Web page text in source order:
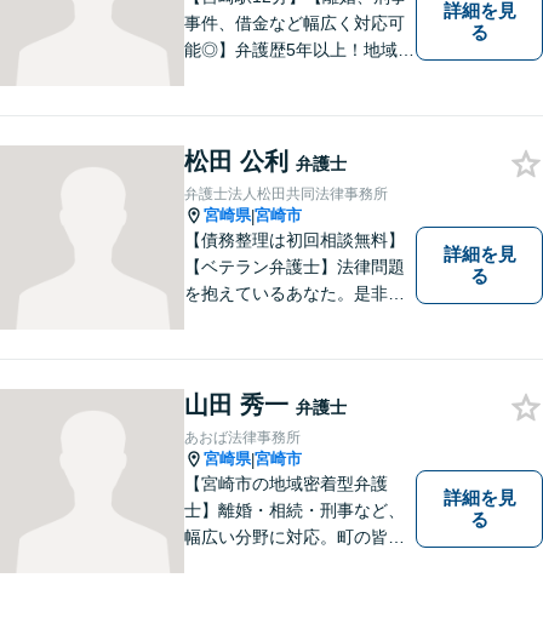
事件、借金など幅広く対応可
能◎】弁護歴5年以上！地域に
にご相談ください。迅速・適
切な解決を目指し尽力しま
す。
詳細を見
る
松田 公利 弁護士
弁護士法人松田共同法律事務所
宮崎県|宮崎市
【債務整理は初回相談無料】
【ベテラン弁護士】法律問題
を抱えているあなた。是非一
詳細を見
る
山田 秀一 弁護士
あおば法律事務所
宮崎県|宮崎市
【宮崎市の地域密着型弁護
士】離婚・相続・刑事など、
幅広い分野に対応。町の皆様
詳細を見
る